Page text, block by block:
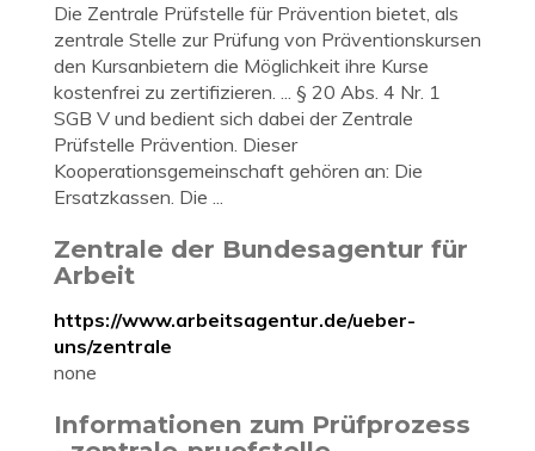
Die Zentrale Prüfstelle für Prävention bietet, als
zentrale Stelle zur Prüfung von Präventionskursen
den Kursanbietern die Möglichkeit ihre Kurse
kostenfrei zu zertifizieren. ... § 20 Abs. 4 Nr. 1
SGB V und bedient sich dabei der Zentrale
Prüfstelle Prävention. Dieser
Kooperationsgemeinschaft gehören an: Die
Ersatzkassen. Die ...
Zentrale der Bundesagentur für
Arbeit
https://www.arbeitsagentur.de/ueber-
uns/zentrale
none
Informationen zum Prüfprozess